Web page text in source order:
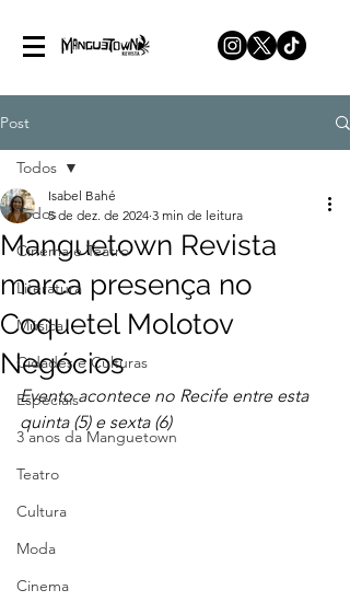
Post
Todos
Cinema e Teatro
Literatura
Música
Cidades e Culturas
Especiais
3 anos da Manguetown
Teatro
Cultura
Moda
Cinema
Todos
Manguetown Revista
marca presença no
Coquetel Molotov
Negócios
Isabel Bahé
5 de dez. de 2024 3 min de leitura
Evento acontece no Recife entre esta
quinta (5) e sexta (6)